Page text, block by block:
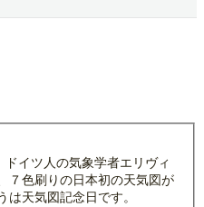
イツ人の気象学者エリヴィ
７色刷りの日本初の天気図が
天気図記念日です。